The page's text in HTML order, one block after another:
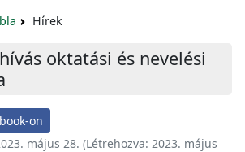
Hírek
oktatási és nevelési
on
május 28. (Létrehozva: 2023. május